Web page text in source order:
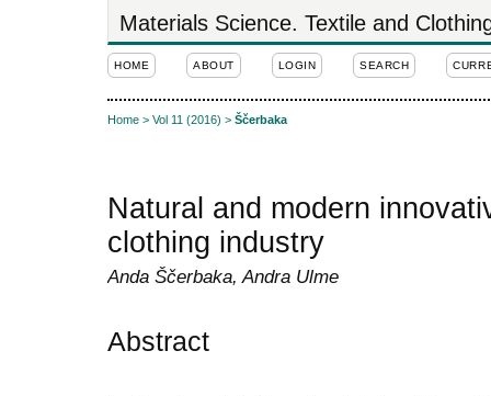
Materials Science. Textile and
HOME ABOUT LOGIN SEARCH
Home > Vol 11 (2016) > Ščerbaka
Natural and modern
clothing industry
Anda Ščerbaka, Andra Ulme
Abstract